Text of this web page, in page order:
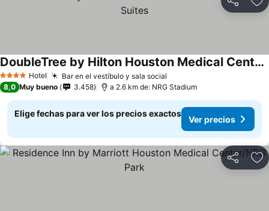
Compartir
4 EstrellasHotel Bar en el vestíbulo y sala social
DoubleTree by Hilton Houston Medical Center Hotel & Suites
Ver precios
8,0 Muy bueno 3.458 a 2.6 km de: NRG Stadium
Elige fechas para ver los precios exactos
Ver precios
Compartir